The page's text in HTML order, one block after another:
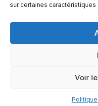
sur certaines caractéristiques
Voir
Mentions légales
© 2023 - CRMR